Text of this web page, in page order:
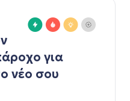
για
νέο σου